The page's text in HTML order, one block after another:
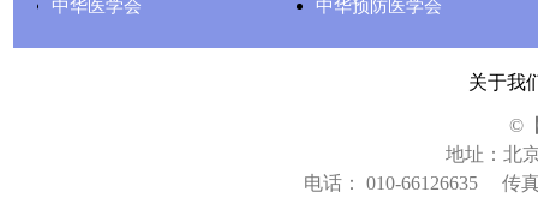
中华医学会
中华预防医学会
关于我
©
地址：北
电话： 010-66126635
传